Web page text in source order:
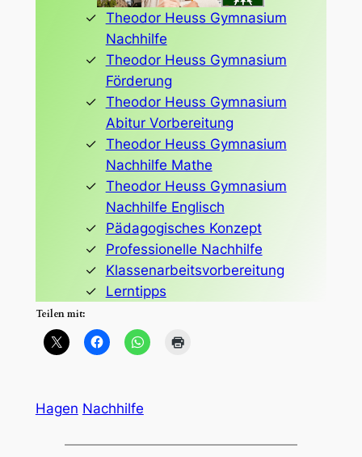
Theodor Heuss Gymnasium
Nachhilfe
Theodor Heuss Gymnasium
Förderung
Theodor Heuss Gymnasium
Abitur Vorbereitung
Theodor Heuss Gymnasium
Nachhilfe Mathe
Theodor Heuss Gymnasium
Nachhilfe Englisch
Pädagogisches Konzept
Professionelle Nachhilfe
Klassenarbeitsvorbereitung
Lerntipps
Teilen mit:
Hagen Nachhilfe